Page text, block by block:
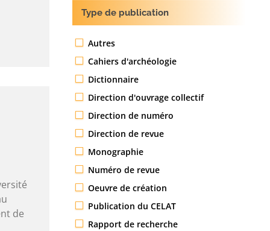
de
Type de publication
Autres
Cahiers d'archéologie
Dictionnaire
Direction d'ouvrage collectif
Direction de numéro
Direction de revue
Monographie
Numéro de revue
Oeuvre de création
Publication du CELAT
Rapport de recherche